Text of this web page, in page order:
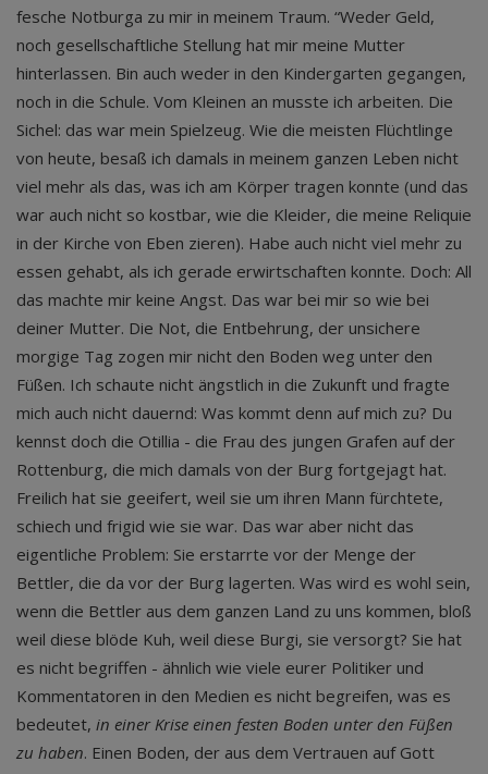
fesche Notburga zu mir in meinem Traum. “Weder Geld,
noch gesellschaftliche Stellung hat mir meine Mutter
hinterlassen. Bin auch weder in den Kindergarten gegangen,
noch in die Schule. Vom Kleinen an musste ich arbeiten. Die
Sichel: das war mein Spielzeug. Wie die meisten Flüchtlinge
von heute, besaß ich damals in meinem ganzen Leben nicht
viel mehr als das, was ich am Körper tragen konnte (und das
war auch nicht so kostbar, wie die Kleider, die meine Reliquie
in der Kirche von Eben zieren). Habe auch nicht viel mehr zu
essen gehabt, als ich gerade erwirtschaften konnte. Doch: All
das machte mir keine Angst. Das war bei mir so wie bei
deiner Mutter. Die Not, die Entbehrung, der unsichere
morgige Tag zogen mir nicht den Boden weg unter den
Füßen. Ich schaute nicht ängstlich in die Zukunft und fragte
mich auch nicht dauernd: Was kommt denn auf mich zu? Du
kennst doch die Otillia - die Frau des jungen Grafen auf der
Rottenburg, die mich damals von der Burg fortgejagt hat.
Freilich hat sie geeifert, weil sie um ihren Mann fürchtete,
schiech und frigid wie sie war. Das war aber nicht das
eigentliche Problem: Sie erstarrte vor der Menge der
Bettler, die da vor der Burg lagerten. Was wird es wohl sein,
wenn die Bettler aus dem ganzen Land zu uns kommen, bloß
weil diese blöde Kuh, weil diese Burgi, sie versorgt? Sie hat
es nicht begriffen - ähnlich wie viele eurer Politiker und
Kommentatoren in den Medien es nicht begreifen, was es
bedeutet, in einer Krise einen festen Boden unter den Füßen
zu haben. Einen Boden, der aus dem Vertrauen auf Gott